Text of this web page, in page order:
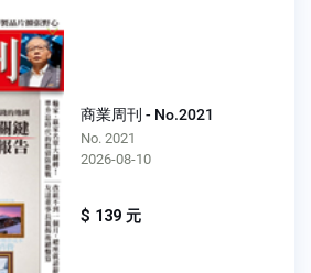
商業周刊 - No.2021
No. 2021
2026-08-10
$ 139 元